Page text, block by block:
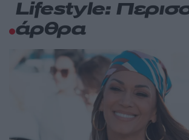
Lifestyle:
άρθρα